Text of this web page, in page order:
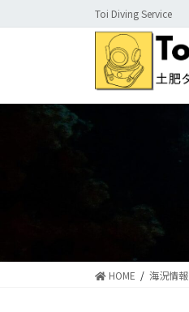
ン
に
ビ
ョ
Toi Diving Service
HOME 海況情報